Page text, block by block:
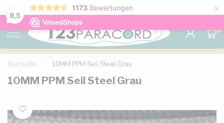
9,5
1173 Bewertungen ×
Kostenlose Lieferung nach Hause ab 150 €
MENU
0
Startseite 10MM PPM Seil Steel Grau
10MM PPM Seil Steel Grau